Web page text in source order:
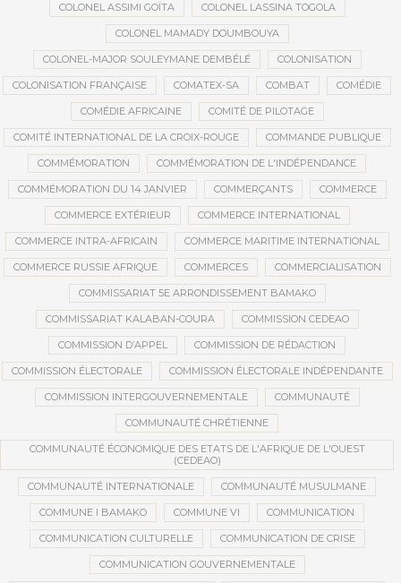
COLONEL ASSIMI GOÏTA COLONEL LASSINA TOGOLA
COLONEL MAMADY DOUMBOUYA
COLONEL-MAJOR SOULEYMANE DEMBÉLÉ COLONISATION
COLONISATION FRANÇAISE COMATEX-SA COMBAT COMÉDIE
COMÉDIE AFRICAINE COMITÉ DE PILOTAGE
COMITÉ INTERNATIONAL DE LA CROIX-ROUGE COMMANDE PUBLIQUE
COMMÉMORATION COMMÉMORATION DE L'INDÉPENDANCE
COMMÉMORATION DU 14 JANVIER COMMERÇANTS COMMERCE
COMMERCE EXTÉRIEUR COMMERCE INTERNATIONAL
COMMERCE INTRA-AFRICAIN COMMERCE MARITIME INTERNATIONAL
COMMERCE RUSSIE AFRIQUE COMMERCES COMMERCIALISATION
COMMISSARIAT 5E ARRONDISSEMENT BAMAKO
COMMISSARIAT KALABAN-COURA COMMISSION CEDEAO
COMMISSION D’APPEL COMMISSION DE RÉDACTION
COMMISSION ÉLECTORALE COMMISSION ÉLECTORALE INDÉPENDANTE
COMMISSION INTERGOUVERNEMENTALE COMMUNAUTÉ
COMMUNAUTÉ CHRÉTIENNE
COMMUNAUTÉ ÉCONOMIQUE DES ETATS DE L'AFRIQUE DE L'OUEST
(CEDEAO)
COMMUNAUTÉ INTERNATIONALE COMMUNAUTÉ MUSULMANE
COMMUNE I BAMAKO COMMUNE VI COMMUNICATION
COMMUNICATION CULTURELLE COMMUNICATION DE CRISE
COMMUNICATION GOUVERNEMENTALE